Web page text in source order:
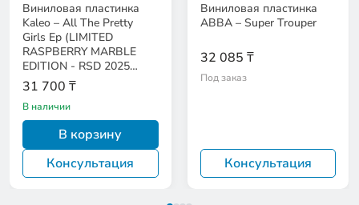
Виниловая пластинка
Kaleo – All The Pretty
Girls Ep (LIMITED
RASPBERRY MARBLE
EDITION - RSD 2025
RELEASE)
31 700 ₸
В наличии
В корзину
Консультация
Виниловая пластинка
ABBA – Super Trouper
32 085 ₸
Под заказ
Консультация